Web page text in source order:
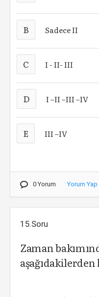
B Sadece II
C I - II- III
D I –II –III –IV
E III –IV
0 Yorum Yorum Yap
15.Soru
Zaman